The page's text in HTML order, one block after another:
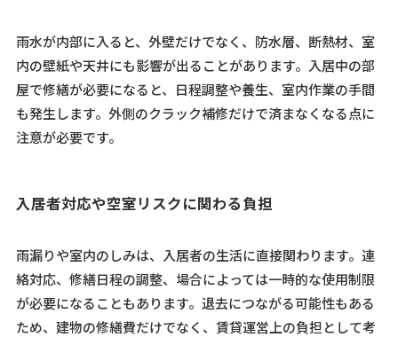
雨水が内部に入ると、外壁だけでなく、防水層、断熱材、室
内の壁紙や天井にも影響が出ることがあります。入居中の部
屋で修繕が必要になると、日程調整や養生、室内作業の手間
も発生します。外側のクラック補修だけで済まなくなる点に
注意が必要です。
入居者対応や空室リスクに関わる負担
雨漏りや室内のしみは、入居者の生活に直接関わります。連
絡対応、修繕日程の調整、場合によっては一時的な使用制限
が必要になることもあります。退去につながる可能性もある
ため、建物の修繕費だけでなく、賃貸運営上の負担として考